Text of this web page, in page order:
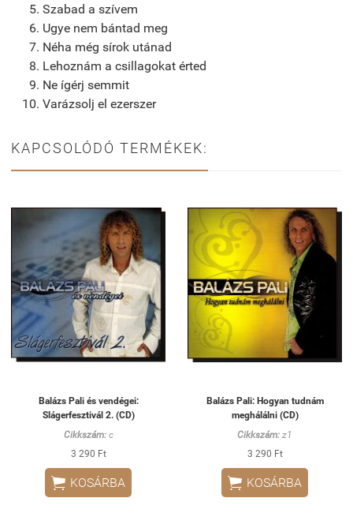
Szabad a szívem
Ugye nem bántad meg
Néha még sírok utánad
Lehoznám a csillagokat érted
Ne ígérj semmit
Varázsolj el ezerszer
KAPCSOLÓDÓ TERMÉKEK:
Balázs Pali és vendégei:
Slágerfesztivál 2. (CD)
Cikkszám:c
3 290 Ft
 KOSÁRBA
Balázs Pali: Hogyan tudnám
meghálálni (CD)
Cikkszám: z1
3 290 Ft
 KOSÁRBA